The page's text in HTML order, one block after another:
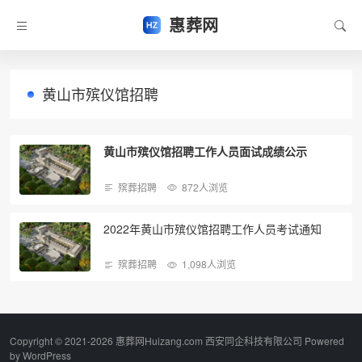
惠葬网
黄山市殡仪馆招聘
黄山市殡仪馆招聘工作人员面试成绩公示
殡葬招聘 872人浏览
2022年黄山市殡仪馆招聘工作人员考试通知
殡葬招聘 1,098人浏览
Copyright © 2021-2026 惠葬网Huizang.com 西安同企科技有限公司 Powered
byWordPress